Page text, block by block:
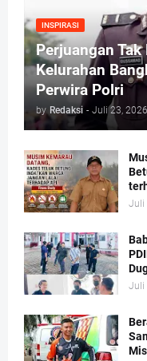
INSPIRASI
Perjuangan
Kelurahan
Perwira Polri
by Redaksi - Juli 23, 2026
Juli
Juli